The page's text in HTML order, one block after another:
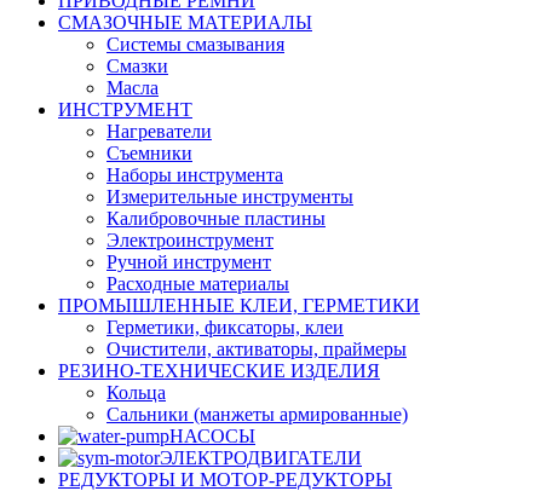
СМАЗОЧНЫЕ МАТЕРИАЛЫ
Системы смазывания
Смазки
Масла
ИНСТРУМЕНТ
Нагреватели
Съемники
Наборы инструмента
Измерительные инструменты
Калибровочные пластины
Электроинструмент
Ручной инструмент
Расходные материалы
ПРОМЫШЛЕННЫЕ КЛЕИ, ГЕРМЕТИКИ
Герметики, фиксаторы, клеи
Очистители, активаторы, праймеры
РЕЗИНО-ТЕХНИЧЕСКИЕ ИЗДЕЛИЯ
Кольца
Сальники (манжеты армированные)
НАСОСЫ
ЭЛЕКТРОДВИГАТЕЛИ
РЕДУКТОРЫ И МОТОР-РЕДУКТОРЫ